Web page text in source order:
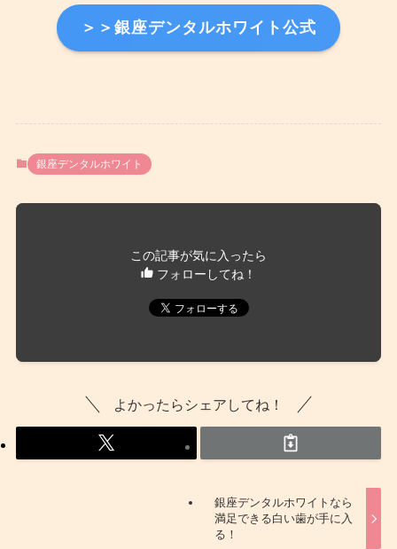
＞＞銀座デンタルホワイト公式
銀座デンタルホワイト
この記事が気に入ったら
フォローしてね！
よかったらシェアしてね！
銀座デンタルホワイトなら
満足できる白い歯が手に入
る！